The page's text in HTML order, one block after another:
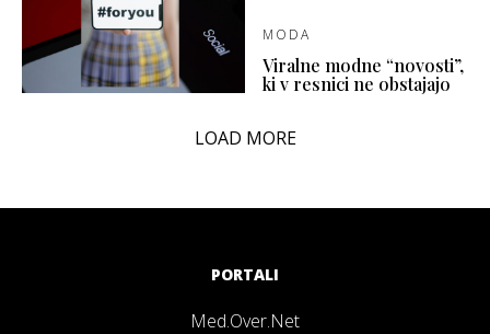
MODA
Viralne modne “novosti”,
ki v resnici ne obstajajo
LOAD MORE
PORTALI
Med.Over.Net